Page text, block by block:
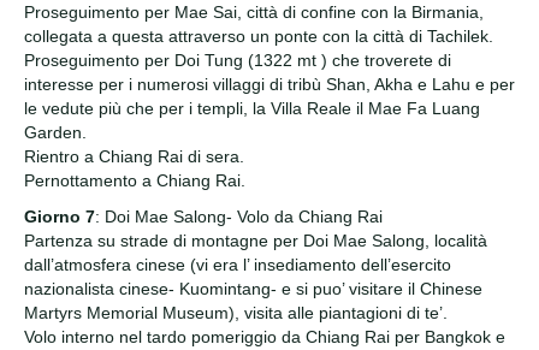
Proseguimento per Mae Sai, città di confine con la Birmania,
collegata a questa attraverso un ponte con la città di Tachilek.
Proseguimento per Doi Tung (1322 mt ) che troverete di
interesse per i numerosi villaggi di tribù Shan, Akha e Lahu e per
le vedute più che per i templi, la Villa Reale il Mae Fa Luang
Garden.
Rientro a Chiang Rai di sera.
Pernottamento a Chiang Rai.
Giorno 7: Doi Mae Salong- Volo da Chiang Rai
Partenza su strade di montagne per Doi Mae Salong, località
dall’atmosfera cinese (vi era l’ insediamento dell’esercito
nazionalista cinese- Kuomintang- e si puo’ visitare il Chinese
Martyrs Memorial Museum), visita alle piantagioni di te’.
Volo interno nel tardo pomeriggio da Chiang Rai per Bangkok e